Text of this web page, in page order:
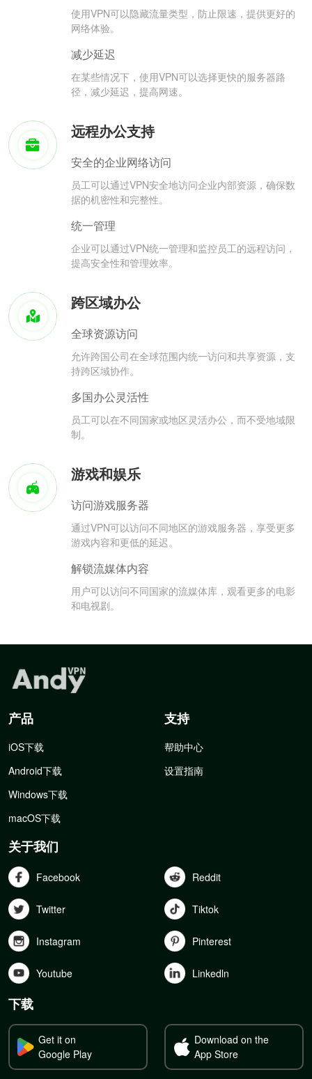
使用VPN可以隐藏流量类型，防止限速，提供更好的
网络体验。
减少延迟
在某些情况下，使用VPN可以选择更快的服务器路
径，减少延迟，提高网速。
远程办公支持
安全的企业网络访问
员工可以通过VPN安全地访问企业内部资源，确保数
据的机密性和完整性。
统一管理
企业可以通过VPN统一管理和监控员工的远程访问，
提高安全性和管理效率。
跨区域办公
全球资源访问
允许跨国公司在全球范围内统一访问和共享资源，支
持跨区域协作。
多国办公灵活性
员工可以在不同国家或地区灵活办公，而不受地域限
制。
游戏和娱乐
访问游戏服务器
通过VPN可以访问不同地区的游戏服务器，享受更多
游戏内容和更低的延迟。
解锁流媒体内容
用户可以访问不同国家的流媒体库，观看更多的电影
和电视剧。
产品
iOS下载
Android下载
Windows下载
macOS下载
支持
帮助中心
设置指南
关于我们
Facebook Reddit
Twitter Tiktok
Instagram Pinterest
Youtube Linkedln
下载
Get it on
Google Play
Download on the
App Store